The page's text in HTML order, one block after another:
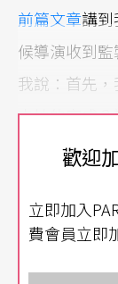
前篇文章講
候導演收到
我說：首先
未拍的完成
太陽多猛烈
令，繼續拍
歡迎
立即加入
費會員立即